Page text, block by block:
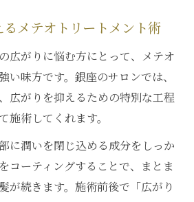
メテオトリートメント術
広がりに悩む方にとって、メテオ
い味方です。銀座のサロンでは、
広がりを抑えるための特別な工程
施術してくれます。
に潤いを閉じ込める成分をしっか
コーティングすることで、まとま
が続きます。施術前後で「広がり